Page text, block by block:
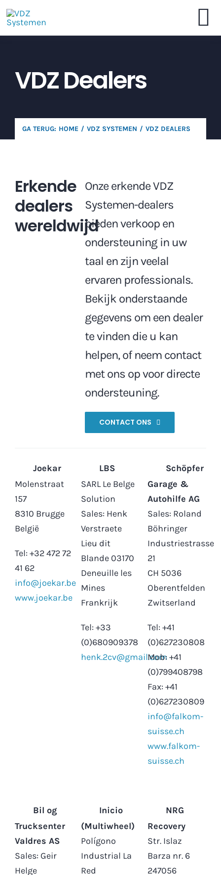
Skip
to
content
Online Bestellen
Brochure
Contact
VDZ Dealers
GA TERUG: HOME VDZ SYSTEMEN VDZ DEALERS
Erkende
dealers
wereldwijd
Onze erkende VDZ
Systemen-dealers
bieden verkoop en
ondersteuning in uw
taal en zijn veelal
ervaren professionals.
Bekijk onderstaande
gegevens om een dealer
te vinden die u kan
helpen, of neem contact
met ons op voor directe
ondersteuning.
CONTACT ONS
Joekar
Molenstraat
157
8310 Brugge
België
Tel: +32 472 72
41 62
info@joekar.be
www.joekar.be
LBS
SARL Le Belge
Solution
Sales: Henk
Verstraete
Lieu dit
Blande 03170
Deneuille les
Mines
Frankrijk
Tel: +33
(0)680909378
henk.2cv@gmail.com
Schöpfer
Garage &
Autohilfe AG
Sales: Roland
Böhringer
Industriestrasse
21
CH 5036
Oberentfelden
Zwitserland
Tel: +41
(0)627230808
Mob: +41
(0)799408798
Fax: +41
(0)627230809
info@falkom-
suisse.ch
www.falkom-
suisse.ch
Bil og
Trucksenter
Valdres AS
Sales: Geir
Helge
Inicio
(Multiwheel)
Polígono
Industrial La
Red
NRG
Recovery
Str. Islaz
Barza nr. 6
247056